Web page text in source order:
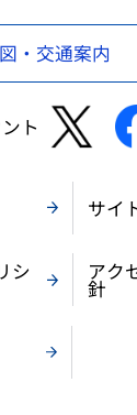
・交通案内
ト
サイ
シ アク
針